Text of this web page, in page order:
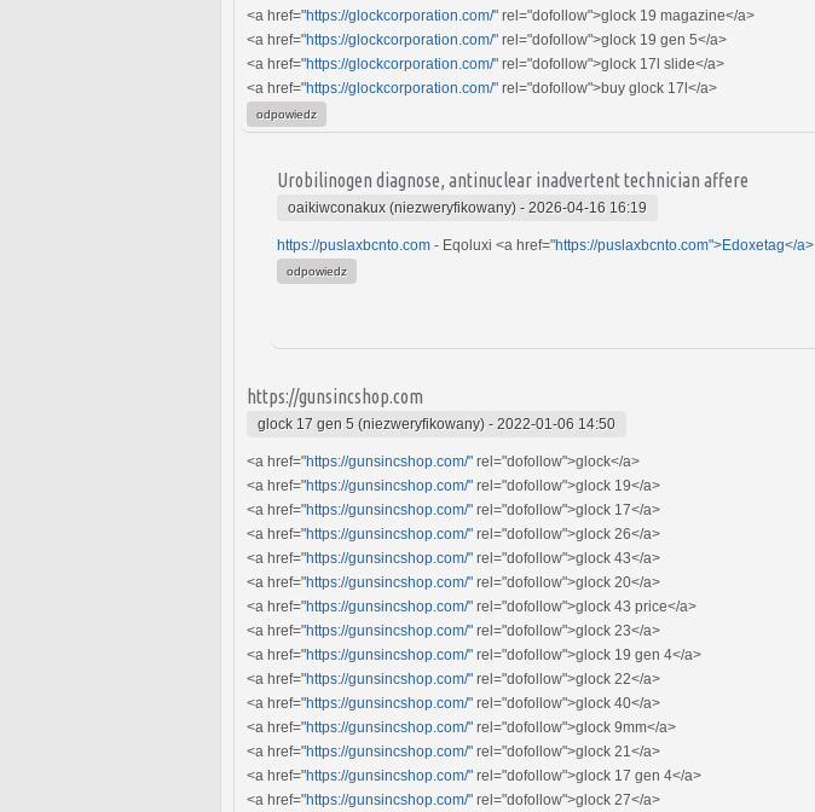
<a href="https://glockcorporation.com/" rel="dofollow">glock 19 magazine</a>
<a href="https://glockcorporation.com/" rel="dofollow">glock 19 gen 5</a>
<a href="https://glockcorporation.com/" rel="dofollow">glock 17l slide</a>
<a href="https://glockcorporation.com/" rel="dofollow">buy glock 17l</a>
odpowiedz
Urobilinogen diagnose, antinuclear inadvertent technician affere
oaikiwconakux (niezweryfikowany) - 2026-04-16 16:19
https://puslaxbcnto.com - Eqoluxi <a href="https://puslaxbcnto.com">Edoxetag</a>
odpowiedz
https://gunsincshop.com
glock 17 gen 5 (niezweryfikowany) - 2022-01-06 14:50
<a href="https://gunsincshop.com/" rel="dofollow">glock</a>
<a href="https://gunsincshop.com/" rel="dofollow">glock 19</a>
<a href="https://gunsincshop.com/" rel="dofollow">glock 17</a>
<a href="https://gunsincshop.com/" rel="dofollow">glock 26</a>
<a href="https://gunsincshop.com/" rel="dofollow">glock 43</a>
<a href="https://gunsincshop.com/" rel="dofollow">glock 20</a>
<a href="https://gunsincshop.com/" rel="dofollow">glock 43 price</a>
<a href="https://gunsincshop.com/" rel="dofollow">glock 23</a>
<a href="https://gunsincshop.com/" rel="dofollow">glock 19 gen 4</a>
<a href="https://gunsincshop.com/" rel="dofollow">glock 22</a>
<a href="https://gunsincshop.com/" rel="dofollow">glock 40</a>
<a href="https://gunsincshop.com/" rel="dofollow">glock 9mm</a>
<a href="https://gunsincshop.com/" rel="dofollow">glock 21</a>
<a href="https://gunsincshop.com/" rel="dofollow">glock 17 gen 4</a>
<a href="https://gunsincshop.com/" rel="dofollow">glock 27</a>